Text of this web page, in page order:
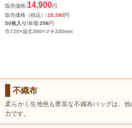
販売価格:14,900円
販売価格（税込）:16,390円
50枚入り/単価:298円
巾720×袋丈390×マチ230mm
不織布
柔らかく生地色も豊富な不織布バッグは、
力です。